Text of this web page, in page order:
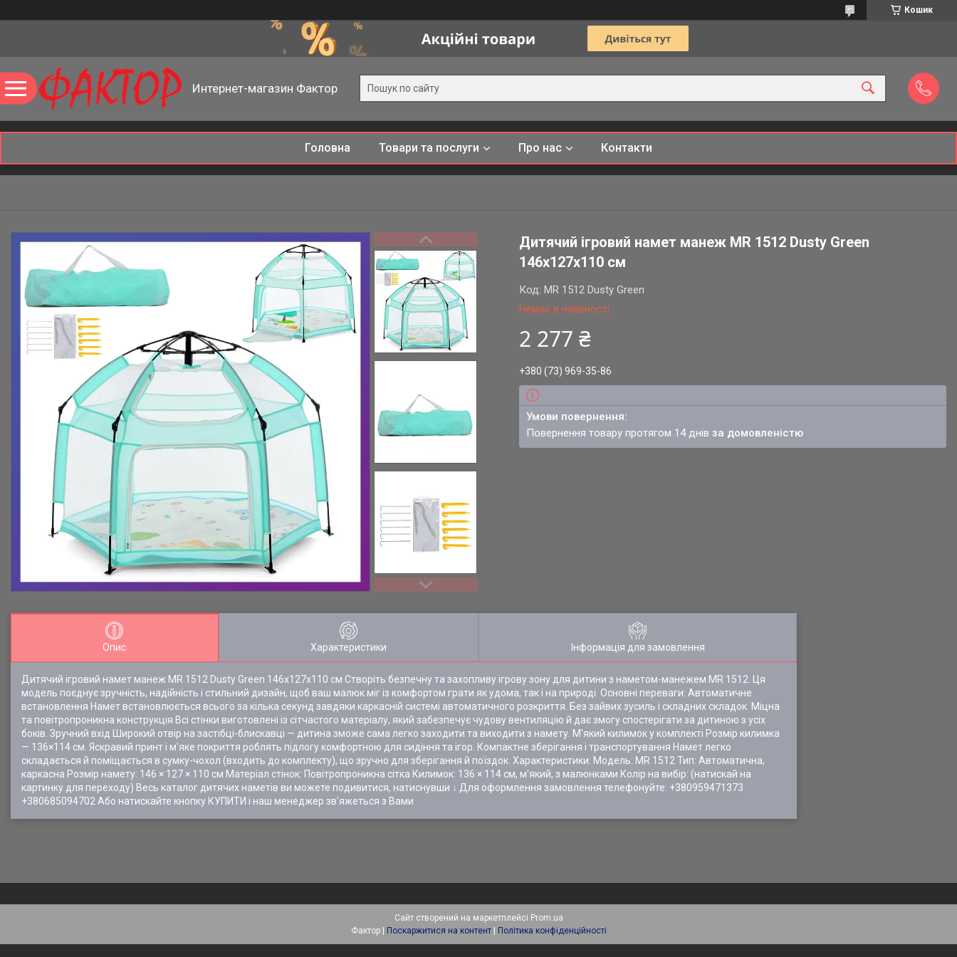
Кошик
Интернет-магазин Фактор
Головна Товари та послуги Про нас Контакти
Дитячий ігровий намет манеж MR 1512 Dusty Green
146х127х110 см
Немає в наявності
Код:MR 1512 Dusty Green
2 277 ₴
+380 (73) 969-35-86
повернення товару протягом 14 днівза домовленістю
Опис Характеристики Інформація для замовлення
Дитячий ігровий намет манеж MR 1512 Dusty Green 146х127х110 см Створіть безпечну та захопливу ігрову зону для дитини з наметом-манежем MR 1512. Ця
модель поєднує зручність, надійність і стильний дизайн, щоб ваш малюк міг із комфортом грати як удома, так і на природі. Основні переваги: Автоматичне
встановлення Намет встановлюється всього за кілька секунд завдяки каркасній системі автоматичного розкриття. Без зайвих зусиль і складних складок. Міцна
та повітропроникна конструкція Всі стінки виготовлені із сітчастого матеріалу, який забезпечує чудову вентиляцію й дає змогу спостерігати за дитиною з усіх
боків. Зручний вхід Широкий отвір на застібці-блискавці — дитина зможе сама легко заходити та виходити з намету. М'який килимок у комплекті Розмір килимка
— 136×114 см. Яскравий принт і м'яке покриття роблять підлогу комфортною для сидіння та ігор. Компактне зберігання і транспортування Намет легко
складається й поміщається в сумку-чохол (входить до комплекту), що зручно для зберігання й поїздок. Характеристики: Модель: MR 1512 Тип: Автоматична,
каркасна Розмір намету: 146 × 127 × 110 см Матеріал стінок: Повітропроникна сітка Килимок: 136 × 114 см, м'який, з малюнками Колір на вибір: (натискай на
картинку для переходу) Весь каталог дитячих наметів ви можете подивитися, натиснувши ↓ Для оформлення замовлення телефонуйте: +380959471373
+380685094702 Або натискайте кнопку КУПИТИ і наш менеджер зв'яжеться з Вами
Сайт створений на маркетплейсі Prom.ua
Поскаржитися на контент Політика конфіденційності